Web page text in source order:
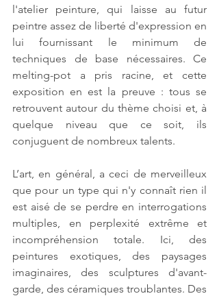
l'atelier peinture, qui laisse au futur
peintre assez de liberté d'expression en
lui fournissant le minimum de
techniques de base nécessaires. Ce
melting-pot a pris racine, et cette
exposition en est la preuve : tous se
retrouvent autour du thème choisi et, à
quelque niveau que ce soit, ils
conjuguent de nombreux talents.
L’art, en général, a ceci de merveilleux
que pour un type qui n'y connaît rien il
est aisé de se perdre en interrogations
multiples, en perplexité extrême et
incompréhension totale. Ici, des
peintures exotiques, des paysages
imaginaires, des sculptures d'avant-
garde, des céramiques troublantes. Des